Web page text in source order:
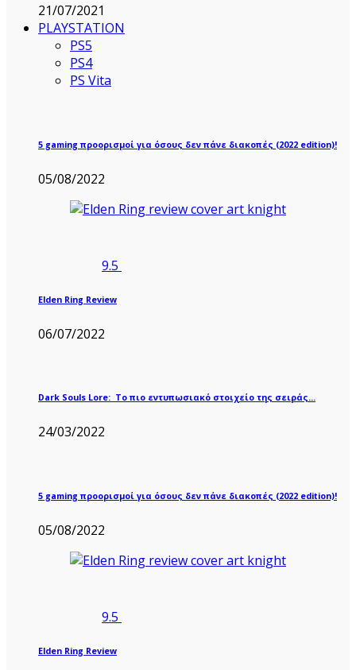
21/07/2021
PLAYSTATION
PS5
PS4
PS Vita
5 gaming προορισμοί για όσους δεν πάνε διακοπές (2022 edition)!
05/08/2022
9.5
Elden Ring Review
06/07/2022
Dark Souls Lore: Το πιο εντυπωσιακό στοιχείο της σειράς…
24/03/2022
5 gaming προορισμοί για όσους δεν πάνε διακοπές (2022 edition)!
05/08/2022
9.5
Elden Ring Review